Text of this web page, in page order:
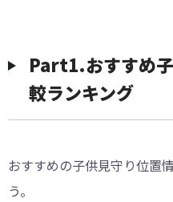
Part1.おすすめ
較ランキング
おすすめの子供見守り位置
う。